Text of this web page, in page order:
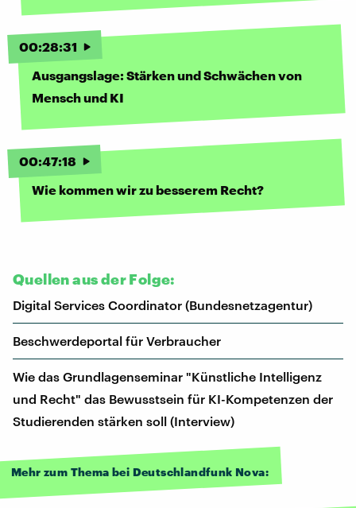
00:28:31
Ausgangslage: Stärken und Schwächen von
Mensch und KI
00:47:18
Wie kommen wir zu besserem Recht?
Quellen aus der Folge:
Digital Services Coordinator (Bundesnetzagentur)
Be­schwer­de­por­tal für Verbraucher
Wie das Grundlagenseminar "Künstliche Intelligenz
und Recht" das Bewusstsein für KI-Kompetenzen der
Studierenden stärken soll (Interview)
Mehr zum Thema bei Deutschlandfunk Nova: